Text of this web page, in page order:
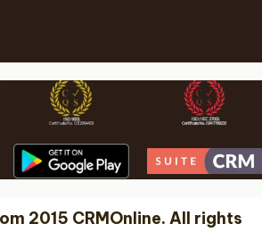
2015 CRMOnline. All rights